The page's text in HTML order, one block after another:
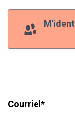
Courriel *Champ